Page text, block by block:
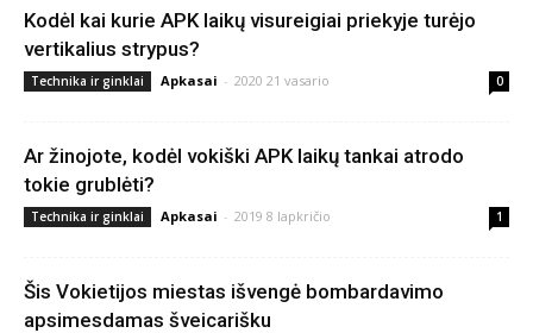
Kodėl kai kurie APK laikų visureigiai priekyje turėjo
vertikalius strypus?
Technika ir ginklai Apkasai - 2020 21 vasario 0
Ar žinojote, kodėl vokiški APK laikų tankai atrodo
tokie grublėti?
Technika ir ginklai Apkasai - 2019 8 lapkričio 1
Šis Vokietijos miestas išvengė bombardavimo
apsimesdamas šveicarišku